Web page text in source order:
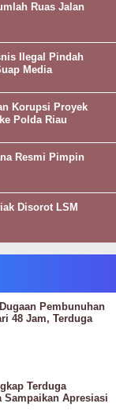
Ruas Jalan
Ilegal Pindah
Media
Korupsi Proyek
Polda Riau
Resmi Pimpin
Disorot LSM
Pembunuhan
48 Jam, Terduga
Terduga
Sampaikan Apresiasi